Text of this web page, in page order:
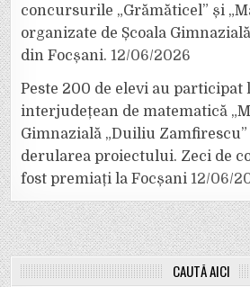
concursurile „Grămăticel” și
organizate de Școala
din Focșani. 12/06/2026
Peste 200 de elevi au participat
interjudețean de matematică
Gimnazială „Duiliu
derularea proiectului. Zeci de
fost premiați la Focșani 12/06/
CAUTĂ AICI